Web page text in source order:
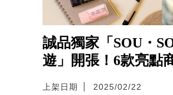
誠品獨家「SOU・
遊」開張！6款亮點
上架日期 2025/02/22